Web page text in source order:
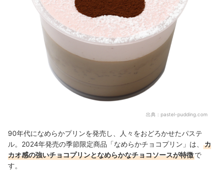
出典： pastel-pudding.com
90年代になめらかプリンを発売し、人々をおどろかせたパステ
ル。2024年発売の季節限定商品「なめらかチョコプリン」は、
カ
カオ感の強いチョコプリンとなめらかなチョコソースが特徴で
す。